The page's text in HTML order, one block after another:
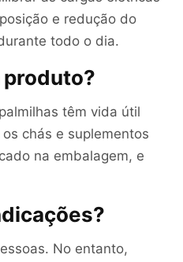
e redução do
todo o dia.
têm vida útil
chás e suplementos
na embalagem, e
No entanto,